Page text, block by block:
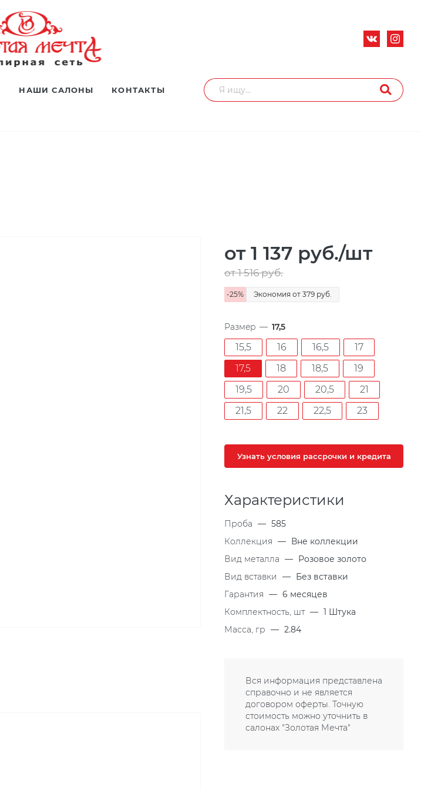
НАШИ САЛОНЫ КОНТАКТЫ
от 1 137 руб./шт
от 1 516руб.
-25% Экономия от 379 руб.
Размер — 17,5
15,5 16 16,5
17
17,5
18 18,5
19
19,5
20 20,5
21
21,5
22 22,5 23
Узнать условия рассрочки и кредита
Характеристики
Проба — 585
Коллекция — Вне коллекции
Вид металла — Розовое золото
Вид вставки
— Без вставки
Гарантия — 6 месяцев
Комплектность, шт — 1 Штука
Масса, гр — 2.84
Вся информация представлена
справочно и не является
договором оферты. Точную
стоимость можно уточнить в
салонах "Золотая Мечта"